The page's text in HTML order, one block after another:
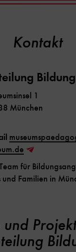
Kontakt
Bildung
1
München
für
und Familien in
und